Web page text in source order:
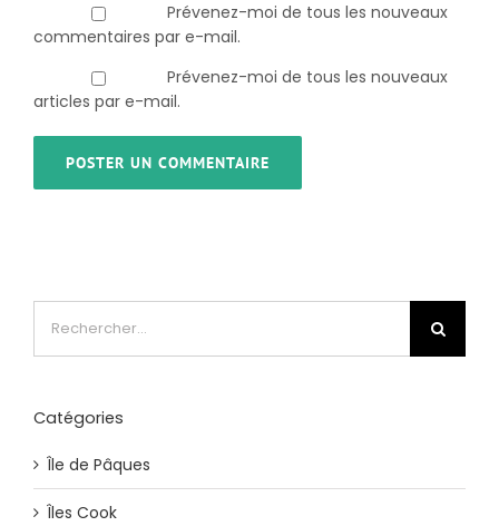
Prévenez-moi de tous les nouveaux
commentaires par e-mail.
Prévenez-moi de tous les nouveaux
articles par e-mail.
Catégories
Île de Pâques
Îles Cook